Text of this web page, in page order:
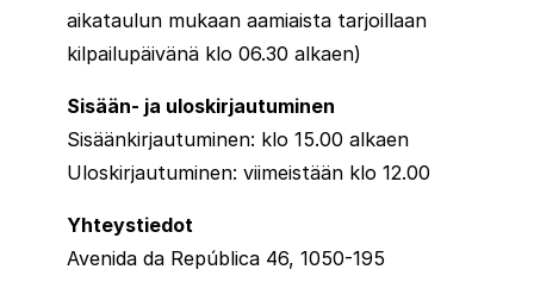
aikataulun mukaan aamiaista tarjoillaan
kilpailupäivänä klo 06.30 alkaen)
Sisään- ja uloskirjautuminen
Sisäänkirjautuminen: klo 15.00 alkaen
Uloskirjautuminen: viimeistään klo 12.00
Yhteystiedot
Avenida da República 46, 1050-195